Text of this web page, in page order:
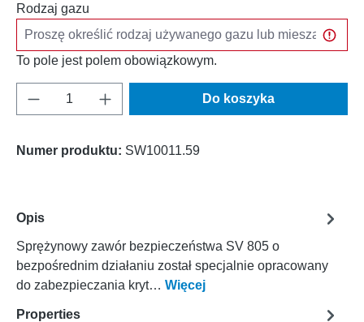
Rodzaj gazu
To pole jest polem obowiązkowym.
Ilość produktu: Wprowadź żądaną ilość
Do koszyka
Numer produktu: SW10011.59
Opis
Sprężynowy zawór bezpieczeństwa SV 805 o
bezpośrednim działaniu został specjalnie opracowany
do zabezpieczania kryt… Więcej
Properties